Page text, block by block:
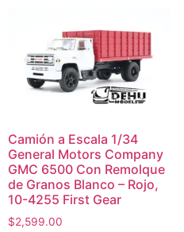
Camión a Escala 1/34
General Motors Company
GMC 6500 Con Remolque
de Granos Blanco – Rojo,
10-4255 First Gear
$2,599.00